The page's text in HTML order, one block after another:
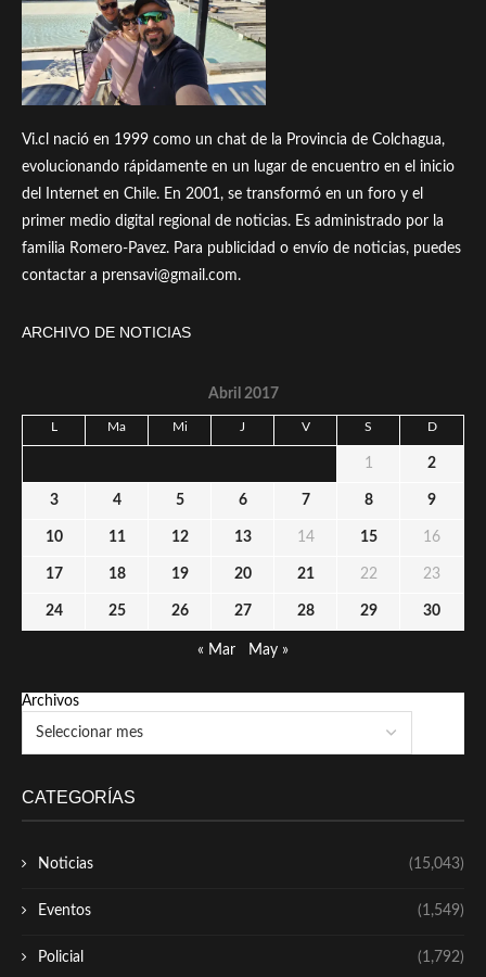
Vi.cl nació en 1999 como un chat de la Provincia de Colchagua,
evolucionando rápidamente en un lugar de encuentro en el inicio
del Internet en Chile. En 2001, se transformó en un foro y el
primer medio digital regional de noticias. Es administrado por la
familia Romero-Pavez. Para publicidad o envío de noticias, puedes
contactar a prensavi@gmail.com.
ARCHIVO DE NOTICIAS
Abril 2017
L Ma Mi J V S D
1 2
3 4 5 6 7 8 9
10 11 12 13 14 15 16
17 18 19 20 21 22 23
24 25 26 27 28 29 30
« Mar May »
Archivos
CATEGORÍAS
Noticias (15,043)
Eventos (1,549)
Policial (1,792)